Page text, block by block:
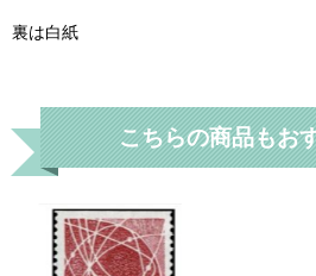
裏は白紙
こちらの商品もお